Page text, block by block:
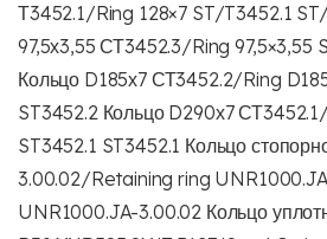
Т3452.1/Ring 128×7 ST/T3452.1
97,5х3,55 СТ3452.3/Ring 97,5×3,55
Кольцо D185х7 СТ3452.2/Ring
ST3452.2 Кольцо D290х7
ST3452.1 ST3452.1 Кольцо
3.00.02/Retaining ring
UNR1000.JA-3.00.02 Кольцо